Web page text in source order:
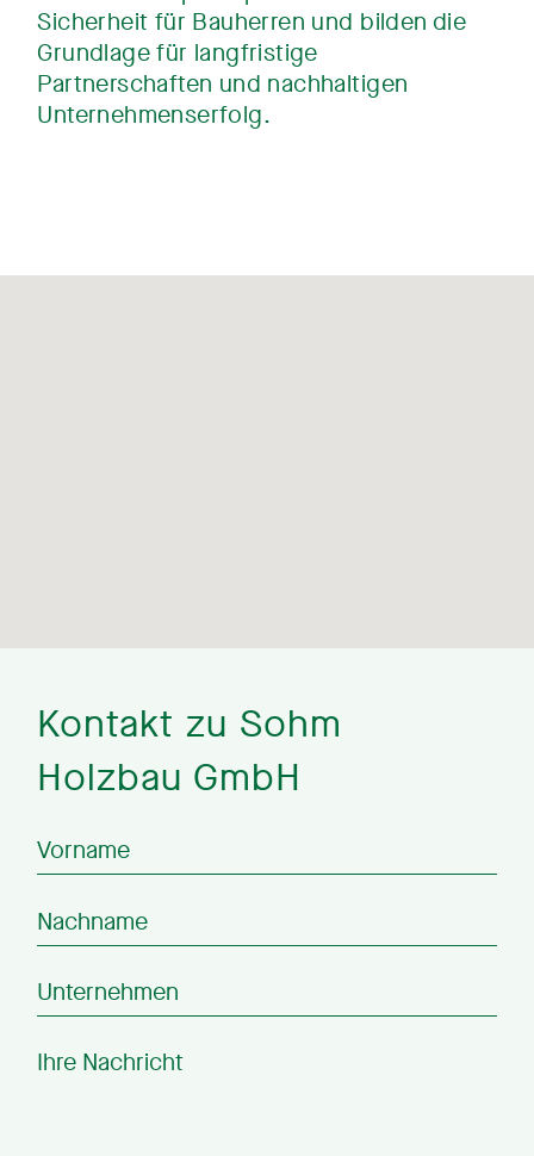
Sicherheit für Bauherren und bilden die
Grundlage für langfristige
Partnerschaften und nachhaltigen
Unternehmenserfolg.
Kontakt zu Sohm
Holzbau GmbH